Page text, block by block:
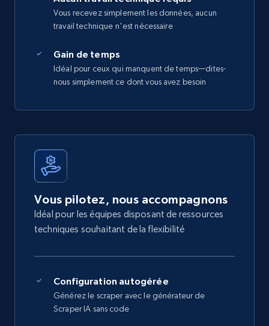
Vous recevez simplement les données, aucun
travail technique n'est nécessaire
Gain de temps
Idéal pour ceux qui manquent de temps—dites-
nous simplement ce dont vous avez besoin
Vous pilotez, nous accompagnons
Idéal pour les équipes disposant de ressources
techniques souhaitant de la flexibilité
Configuration autogérée
Générez le scraper avec le générateur de
Scraper IA sans code